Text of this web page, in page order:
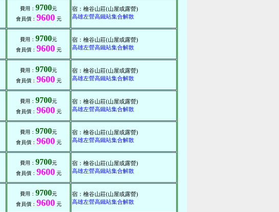
費用： 9700元
會員價： 9600元
宿：檜谷山莊(山屋或露營)
高雄左營高鐵站集合解散
費用： 9700元
會員價： 9600元
宿：檜谷山莊(山屋或露營)
高雄左營高鐵站集合解散
費用： 9700元
會員價： 9600元
宿：檜谷山莊(山屋或露營)
高雄左營高鐵站集合解散
費用： 9700元
會員價： 9600元
宿：檜谷山莊(山屋或露營)
高雄左營高鐵站集合解散
費用： 9700元
會員價： 9600元
宿：檜谷山莊(山屋或露營)
高雄左營高鐵站集合解散
費用： 9700元
會員價： 9600元
宿：檜谷山莊(山屋或露營)
高雄左營高鐵站集合解散
費用： 9700元
會員價： 9600元
宿：檜谷山莊(山屋或露營)
高雄左營高鐵站集合解散